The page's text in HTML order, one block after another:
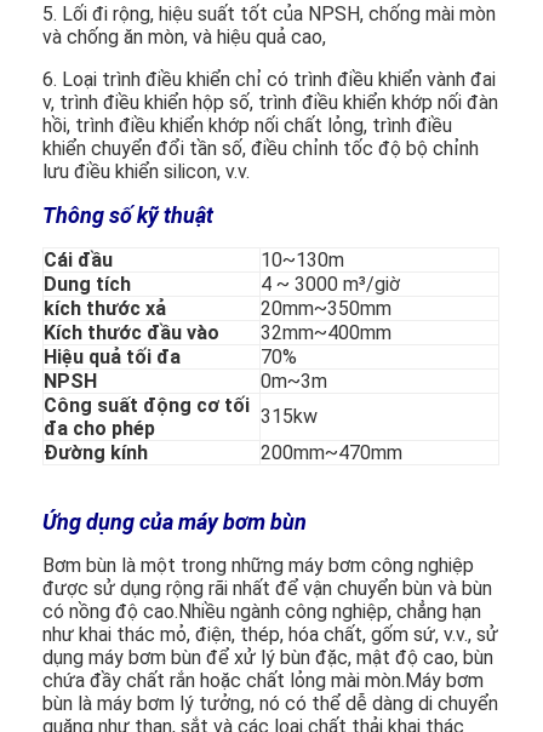
Nhà
Sản phẩm
Video
5. Lối đi rộng, hiệu suất tốt của NPSH, chống mài mòn
và chống ăn mòn, và hiệu quả cao,
6. Loại trình điều khiển chỉ có trình điều khiển vành đai
v, trình điều khiển hộp số, trình điều khiển khớp nối đàn
hồi, trình điều khiển khớp nối chất lỏng, trình điều
khiển chuyển đổi tần số, điều chỉnh tốc độ bộ chỉnh
lưu điều khiển silicon, v.v.
Thông số kỹ thuật
Cái đầu
10~130m
Dung tích
4 ~ 3000 m³/giờ
kích thước xả
20mm~350mm
Kích thước đầu vào
32mm~400mm
Hiệu quả tối đa
70%
NPSH
0m~3m
Công suất động cơ tối
đa cho phép
315kw
Đường kính
200mm~470mm
Ứng dụng của máy bơm bùn
Bơm bùn là một trong những máy bơm công nghiệp
được sử dụng rộng rãi nhất để vận chuyển bùn và bùn
có nồng độ cao.Nhiều ngành công nghiệp, chẳng hạn
như khai thác mỏ, điện, thép, hóa chất, gốm sứ, v.v., sử
dụng máy bơm bùn để xử lý bùn đặc, mật độ cao, bùn
chứa đầy chất rắn hoặc chất lỏng mài mòn.Máy bơm
bùn là máy bơm lý tưởng, nó có thể dễ dàng di chuyển
quặng như than, sắt và các loại chất thải khai thác